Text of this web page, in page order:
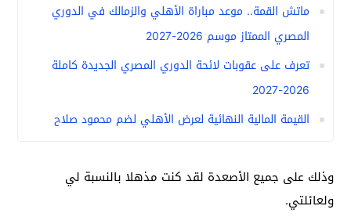
ماتش القمة.. موعد مباراة الأهلي والزمالك في الدوري
المصري الممتاز موسم 2026-2027
تعرف على عقوبات لائحة الدوري المصري الجديدة كاملة
2026-2027
القيمة المالية النهائية لعرض الأهلي لضم محمود صلاح
وذلك على جميع الأصعدة لقد كنت مذهلا بالنسبة لي
ولعائلتي.